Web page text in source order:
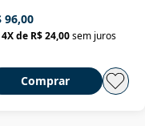
96,00
4X de R$ 24,00 sem juros
Comprar